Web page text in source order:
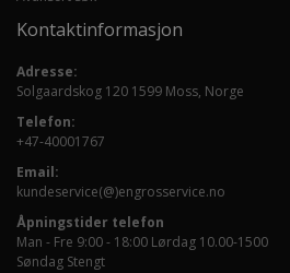
Kontaktinformasjon
Adresse:
Solgaardskog 120 1599 Moss, Norge
Telefon:
+47-40001767
Email:
kundeservice(@)engrosservice.no
Åpningstider telefon
Man - Fre 9:00 - 18:00 Lørdag 10.00-1500
Søndag Stengt